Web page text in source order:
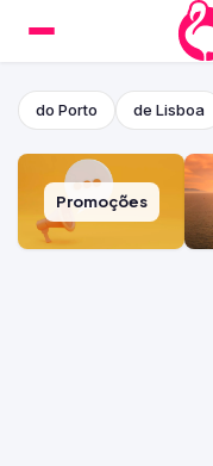
do Porto de Lisboa
Promoções